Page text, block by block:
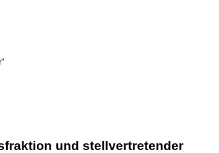
und stellvertretender